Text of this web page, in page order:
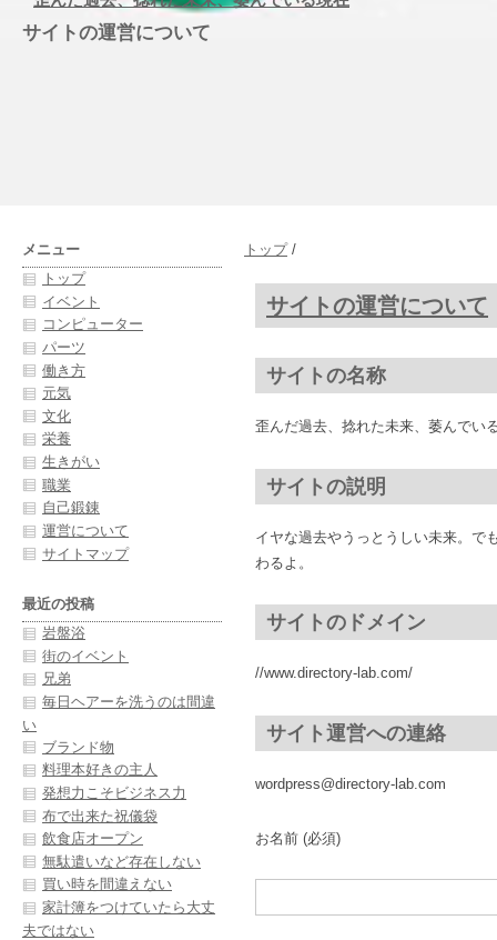
サイトの運営について
トップ/
サイトの運営について
サイトの名称
歪んだ過去、捻れた未来、萎んでい
サイトの説明
イヤな過去やうっとうしい未来。で
わるよ。
サイトのドメイン
//www.directory-lab.com/
サイト運営への連絡
wordpress@directory-lab.com
お名前 (必須)
メニュー
トップ
イベント
コンピューター
パーツ
働き方
元気
文化
栄養
生きがい
職業
自己鍛錬
運営について
サイトマップ
最近の投稿
岩盤浴
街のイベント
兄弟
毎日ヘアーを洗うのは間違
い
ブランド物
料理本好きの主人
発想力こそビジネス力
布で出来た祝儀袋
飲食店オープン
無駄遣いなど存在しない
買い時を間違えない
家計簿をつけていたら大丈
夫ではない